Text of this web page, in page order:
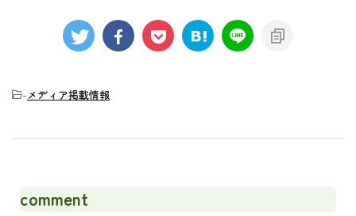
-メディア掲載情報
comment